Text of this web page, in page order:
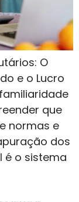
O
e o Lucro
que
normas e
dos
é o sistema